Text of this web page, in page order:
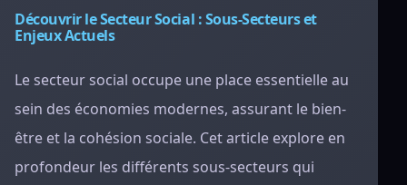
Découvrir le Secteur Social : Sous-Secteurs et
Enjeux Actuels
Le secteur social occupe une place essentielle au
sein des économies modernes, assurant le bien-
être et la cohésion sociale. Cet article explore en
profondeur les différents sous-secteurs qui